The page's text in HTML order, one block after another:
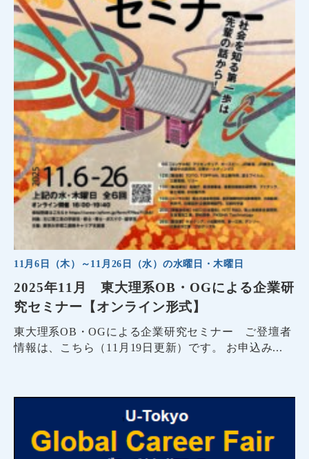
11月6日（木）～11月26日（水）の水曜日・木曜日
2025年11月 東大理系OB・OGによる企業研
究セミナー【オンライン形式】
東大理系OB・OGによる企業研究セミナー ご登壇者
情報は、こちら（11月19日更新）です。 お申込み...